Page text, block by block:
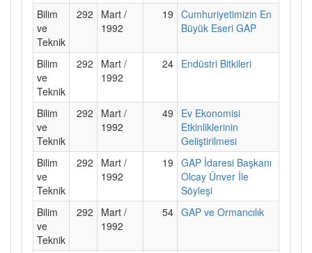
Bilim
ve
Teknik
292
Mart /
1992
19 Cumhuriyetimizin En
Büyük Eseri GAP
Bilim
ve
Teknik
292
Mart /
1992
24 Endüstri Bitkileri
Bilim
ve
Teknik
292
Mart /
1992
49
Ev Ekonomisi
Etkinliklerinin
Geliştirilmesi
Bilim
ve
Teknik
292
Mart /
1992
19 GAP İdaresi Başkanı
Olcay Ünver İle
Söyleşi
Bilim
ve
Teknik
292
Mart /
1992
54 GAP ve Ormancılık